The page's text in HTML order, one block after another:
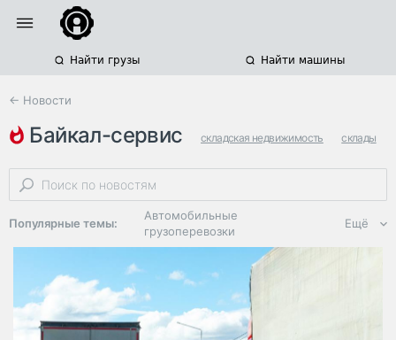
Найти грузы Найти машины
← Новости
байкал-сервис складская недвижимость склады
складские комплексы
Популярные темы:
Автомобильные
грузоперевозки
логистика
ЭДО, ИТ в
логистике
Ещё